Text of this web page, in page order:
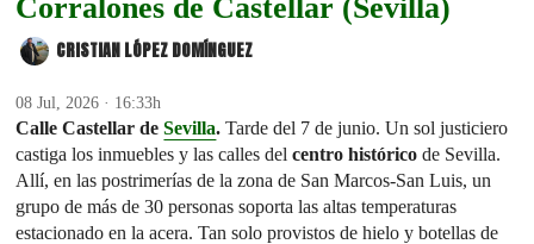
Corralones de Castellar (Sevilla)
CRISTIAN LÓPEZ DOMÍNGUEZ
08 Jul, 2026 · 16:33h
Calle Castellar deSevilla. Tarde del 7 de junio. Un sol justiciero
castiga los inmuebles y las calles delcentro histórico de Sevilla.
Allí, en las postrimerías de la zona de San Marcos-San Luis, un
grupo de más de 30 personas soporta las altas temperaturas
estacionado en la acera. Tan solo provistos de hielo y botellas de